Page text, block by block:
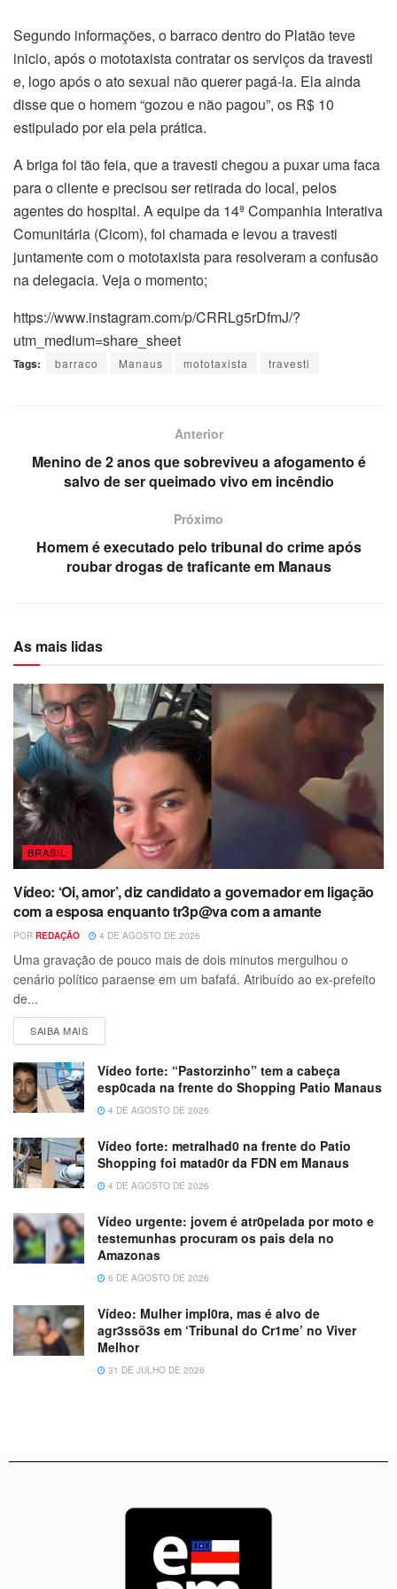
Segundo informações, o barraco dentro do Platão teve
inicio, após o mototaxista contratar os serviços da travesti
e, logo após o ato sexual não querer pagá-la. Ela ainda
disse que o homem “gozou e não pagou”, os R$ 10
estipulado por ela pela prática.
A briga foi tão feia, que a travesti chegou a puxar uma faca
para o cliente e precisou ser retirada do local, pelos
agentes do hospital. A equipe da 14ª Companhia Interativa
Comunitária (Cicom), foi chamada e levou a travesti
juntamente com o mototaxista para resolveram a confusão
na delegacia. Veja o momento;
https://www.instagram.com/p/CRRLg5rDfmJ/?
utm_medium=share_sheet
Tags: barraco Manaus mototaxista travesti
Anterior
Menino de 2 anos que sobreviveu a afogamento é
salvo de ser queimado vivo em incêndio
Próximo
Homem é executado pelo tribunal do crime após
roubar drogas de traficante em Manaus
As mais lidas
BRASIL
Vídeo: ‘Oi, amor’, diz candidato a governador em ligação
com a esposa enquanto tr3p@va com a amante
POR REDAÇÃO 4 DE AGOSTO DE 2026
Uma gravação de pouco mais de dois minutos mergulhou o
cenário político paraense em um bafafá. Atribuído ao ex-prefeito
de...
SAIBA MAIS
Vídeo forte: “Pastorzinho” tem a cabeça
esp0cada na frente do Shopping Patio Manaus
4 DE AGOSTO DE 2026
Vídeo forte: metralhad0 na frente do Patio
Shopping foi matad0r da FDN em Manaus
4 DE AGOSTO DE 2026
Vídeo urgente: jovem é atr0pelada por moto e
testemunhas procuram os pais dela no
Amazonas
6 DE AGOSTO DE 2026
Vídeo: Mulher impl0ra, mas é alvo de
agr3ssõ3s em ‘Tribunal do Cr1me’ no Viver
Melhor
31 DE JULHO DE 2026